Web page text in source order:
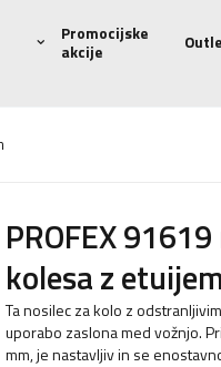
Promocijske
akcije
PROFEX
kolesa z
Ta nosilec za kolo z
uporabo zaslona med vožnjo.
mm, je nastavljiv in se